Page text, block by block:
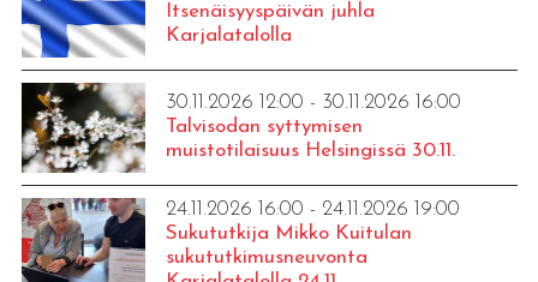
Itsenäisyyspäivän juhla
Karjalatalolla
30.11.2026 12:00 - 30.11.2026 16:00
Talvisodan syttymisen
muistotilaisuus Helsingissä 30.11.
24.11.2026 16:00 - 24.11.2026 19:00
Sukututkija Mikko Kuitulan
sukututkimusneuvonta